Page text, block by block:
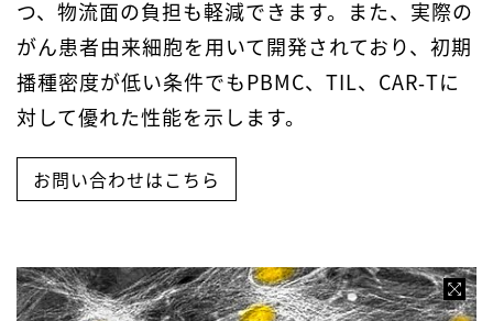
つ、物流面の負担も軽減できます。また、実際の
がん患者由来細胞を用いて開発されており、初期
播種密度が低い条件でもPBMC、TIL、CAR‑Tに
対して優れた性能を示します。
お問い合わせはこちら